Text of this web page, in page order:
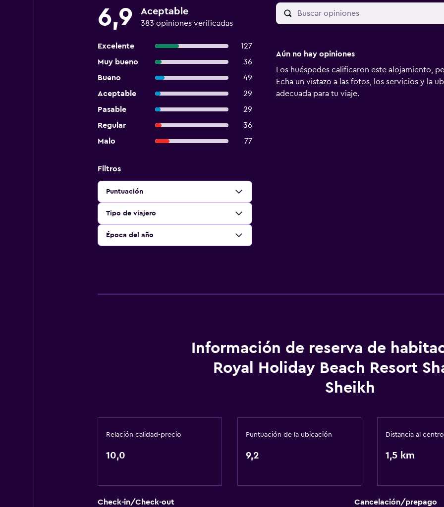
6,9 Aceptable
383 opiniones verificadas
Excelente
127
Muy bueno
36
Bueno
49
Aceptable
29
Pasable
29
Regular
36
Malo
77
Filtros
Puntuación
Tipo de viajero
Época del año
Aún no hay opiniones
Los huéspedes calificaron este alojamiento,
Echa un vistazo a las fotos, los servicios y la
adecuada para tu viaje.
Información de reserva de
Royal Holiday Beach Resort
Sheikh
Relación calidad-precio
10,0
Puntuación de la ubicación
9,2
Distancia al centro
1,5 km
Check-in/Check-out Cancelación/prepago